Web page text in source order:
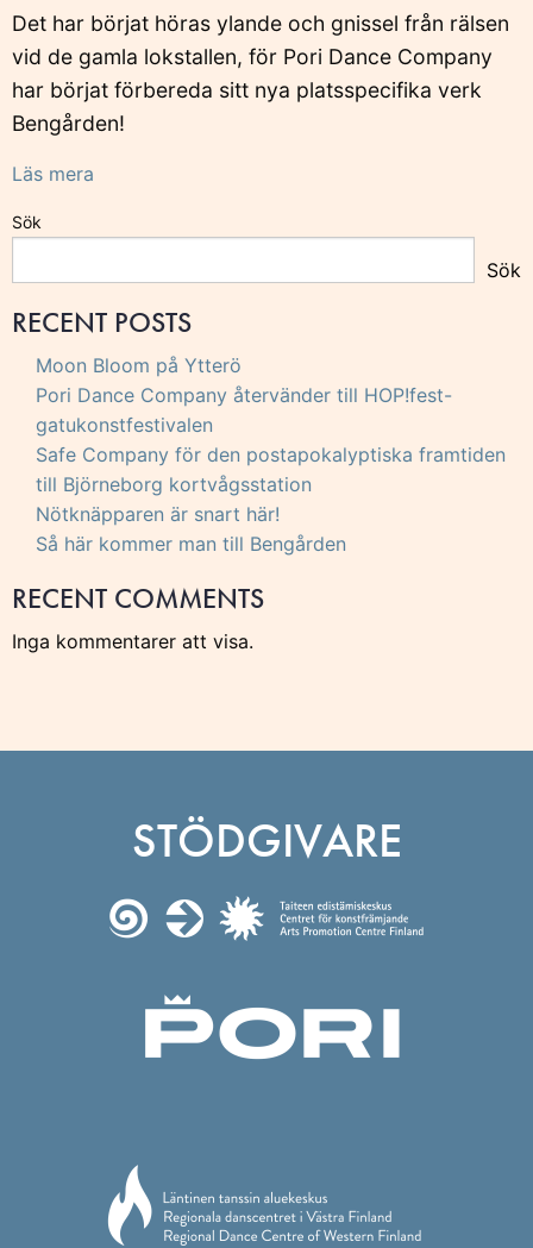
Det har börjat höras ylande och gnissel från rälsen
vid de gamla lokstallen, för Pori Dance Company
har börjat förbereda sitt nya platsspecifika verk
Bengården!
Läs mera
Sök
Sök
RECENT POSTS
Moon Bloom på Ytterö
Pori Dance Company återvänder till HOP!fest-
gatukonstfestivalen
Safe Company för den postapokalyptiska framtiden
till Björneborg kortvågsstation
Nötknäpparen är snart här!
Så här kommer man till Bengården
RECENT COMMENTS
Inga kommentarer att visa.
STÖDGIVARE